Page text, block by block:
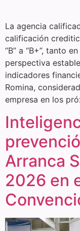
La agencia
calificación
“B” a “B+”, tanto
perspectiva
indicadores
Romina,
empresa en los
Arranca
2026 en